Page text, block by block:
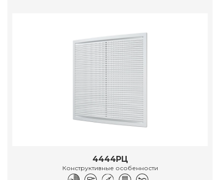
4444РЦ
Конструктивные особенности